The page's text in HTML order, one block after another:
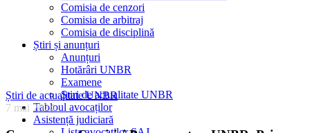
Comisia de cenzori
Comisia de arbitraj
Comisia de disciplină
Știri și anunțuri
Anunțuri
Hotărâri UNBR
Examene
Știri de actualitate UNBR
Tabloul avocaților
Asistență judiciară
Știri de actualitate UNBR
7 mai 2024